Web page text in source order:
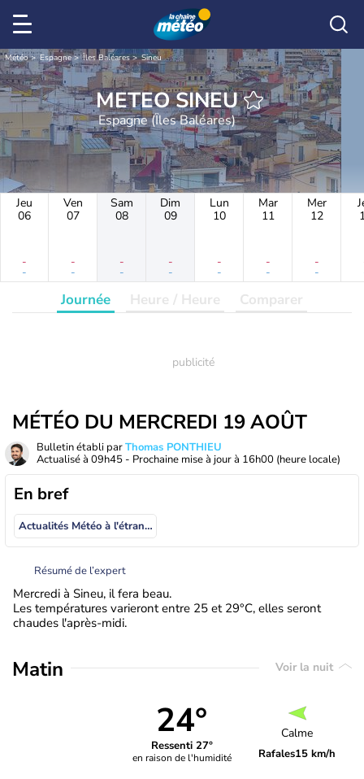
Météo Espagne Îles Baléares Sineu
METEO SINEU
Espagne (Îles Baléares)
Jeu
06
-
-
Ven
07
-
-
Sam
08
-
-
Dim
09
-
-
Lun
10
-
-
Mar
11
-
-
Mer
12
-
-
Journée Heure / Heure Comparer
MÉTÉO DU MERCREDI 19 AOÛT
Bulletin établi parThomas PONTHIEU
Actualisé à 09h45 - Prochaine mise à jour à 16h00 (heure locale)
En bref
Actualités Météo à l'étranger
Résumé de l’expert
Mercredi à Sineu, il fera beau.
Les températures varieront entre 25 et 29°C, elles seront
chaudes l'après-midi.
Matin Voir la nuit
24°
Ressenti 27°
en raison de l'humidité
Calme
Rafales15 km/h